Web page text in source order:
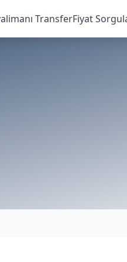
TransferFiyat